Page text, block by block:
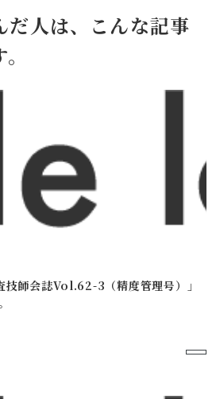
だ人は、こんな記事
技師会誌Vol.62-3（精度管理号）」